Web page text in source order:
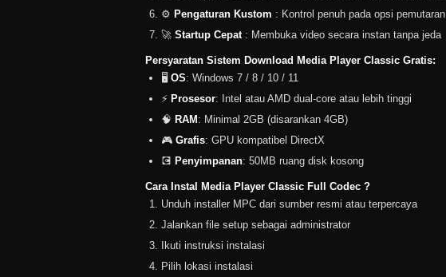
⚙️ Pengaturan Kustom : Kontrol penuh pada opsi pemutaran
🚀 Startup Cepat: Membuka video secara instan tanpa jeda
Persyaratan Sistem Download Media Player Classic Gratis:
🖥️ OS: Windows 7 / 8 / 10 / 11
⚡ Prosesor: Intel atau AMD dual-core atau lebih tinggi
🧠 RAM : Minimal 2GB (disarankan 4GB)
🎮 Grafis: GPU kompatibel DirectX
💽 Penyimpanan: 50MB ruang disk kosong
Cara Instal Media Player Classic Full Codec ?
Unduh installer MPC dari sumber resmi atau terpercaya
Jalankan file setup sebagai administrator
Ikuti instruksi instalasi
Pilih lokasi instalasi